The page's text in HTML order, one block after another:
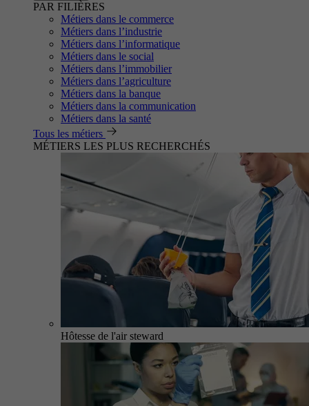
PAR FILIÈRES
Métiers dans le commerce
Métiers dans l’industrie
Métiers dans l’informatique
Métiers dans le social
Métiers dans l’immobilier
Métiers dans l’agriculture
Métiers dans la banque
Métiers dans la communication
Métiers dans la santé
Tous les métiers
MÉTIERS LES PLUS RECHERCHÉS
Hôtesse de l'air steward